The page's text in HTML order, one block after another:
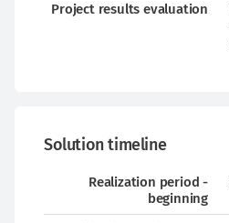
Project results evaluation
Solution timeline
Realization period -
beginning